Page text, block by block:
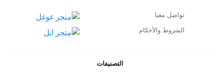
تواصل معنا
الشروط والأحكام
التصنيفات